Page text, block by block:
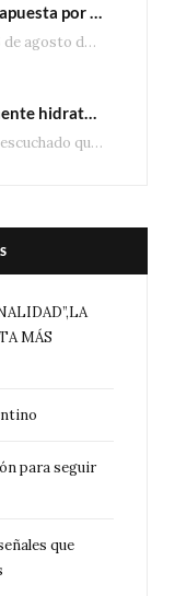
Dolores Premium apuesta por el salmón para seguir creciendo en categorías estratégicas
Ciudad de México, 6 de agosto de 2026.— Con una producción de 2.17 millones de…
¿Tu piel está realmente hidratada? 4 señales que podrían indicar que necesita algo más
Probablemente has escuchado que el cuidado e hidratación corporal se suele asociar únicamente con una…
MÁS
para seguir
que